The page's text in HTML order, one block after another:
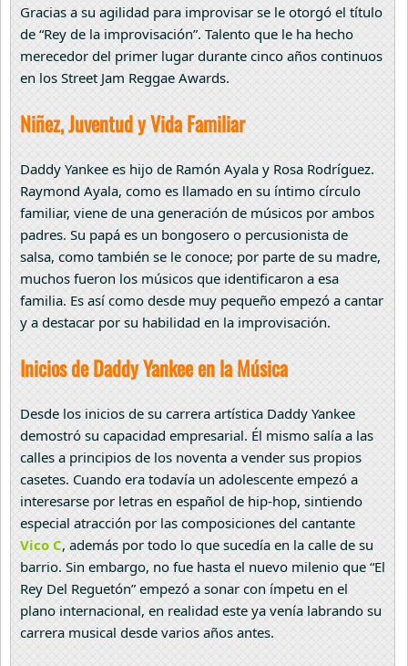
Gracias a su agilidad para improvisar se le otorgó el título
de “Rey de la improvisación”. Talento que le ha hecho
merecedor del primer lugar durante cinco años continuos
en los Street Jam Reggae Awards.
Niñez, Juventud y Vida Familiar
Daddy Yankee es hijo de Ramón Ayala y Rosa Rodríguez.
Raymond Ayala, como es llamado en su íntimo círculo
familiar, viene de una generación de músicos por ambos
padres. Su papá es un bongosero o percusionista de
salsa, como también se le conoce; por parte de su madre,
muchos fueron los músicos que identificaron a esa
familia. Es así como desde muy pequeño empezó a cantar
y a destacar por su habilidad en la improvisación.
Inicios de Daddy Yankee en la Música
Desde los inicios de su carrera artística Daddy Yankee
demostró su capacidad empresarial. Él mismo salía a las
calles a principios de los noventa a vender sus propios
casetes. Cuando era todavía un adolescente empezó a
interesarse por letras en español de hip-hop, sintiendo
especial atracción por las composiciones del cantante
Vico C, además por todo lo que sucedía en la calle de su
barrio. Sin embargo, no fue hasta el nuevo milenio que “El
Rey Del Reguetón” empezó a sonar con ímpetu en el
plano internacional, en realidad este ya venía labrando su
carrera musical desde varios años antes.